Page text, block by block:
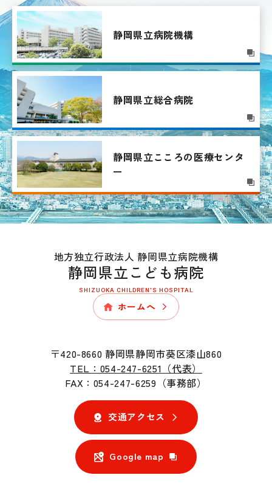
静岡県立病院機構
静岡県立総合病院
静岡県立こころの医療センタ
ー
地方独立行政法人 静岡県立病院機構
静岡県立こども病院
SHIZUOKA CHILDREN'S HOSPITAL
ホームへ
〒420-8660 静岡県静岡市葵区漆山860
TEL：054-247-6251（代表）
FAX：054-247-6259（事務部）
交通アクセス
Google map